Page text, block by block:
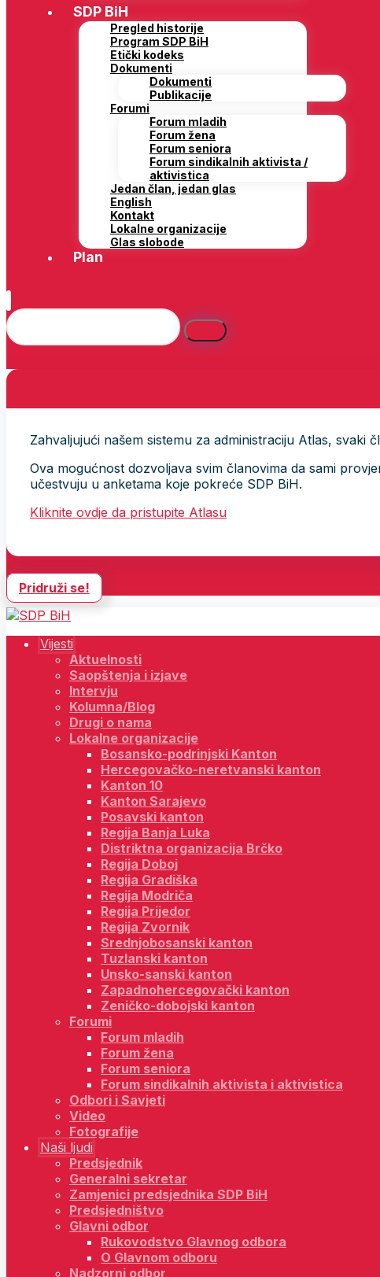
SDP BiH
Pregled historije
Program SDP BiH
Etički kodeks
Dokumenti
Dokumenti
Publikacije
Forumi
Forum mladih
Forum žena
Forum seniora
Forum sindikalnih aktivista /
aktivistica
Jedan član, jedan glas
English
Kontakt
Lokalne organizacije
Glas slobode
Plan
Zahvaljujući našem sistemu za administraciju Atlas, svaki
Ova mogućnost dozvoljava svim članovima da sami
učestvuju u anketama koje pokreće SDP BiH.
Kliknite ovdje da pristupite Atlasu
Pridruži se!
Vijesti
Aktuelnosti
Saopštenja i izjave
Intervju
Kolumna/Blog
Drugi o nama
Lokalne organizacije
Bosansko-podrinjski Kanton
Hercegovačko-neretvanski kanton
Kanton 10
Kanton Sarajevo
Posavski kanton
Regija Banja Luka
Distriktna organizacija Brčko
Regija Doboj
Regija Gradiška
Regija Modriča
Regija Prijedor
Regija Zvornik
Srednjobosanski kanton
Tuzlanski kanton
Unsko-sanski kanton
Zapadnohercegovački kanton
Zeničko-dobojski kanton
Forumi
Forum mladih
Forum žena
Forum seniora
Forum sindikalnih aktivista i aktivistica
Odbori i Savjeti
Video
Fotografije
Naši ljudi
Predsjednik
Generalni sekretar
Zamjenici predsjednika SDP BiH
Predsjedništvo
Glavni odbor
Rukovodstvo Glavnog odbora
O Glavnom odboru
Nadzorni odbor